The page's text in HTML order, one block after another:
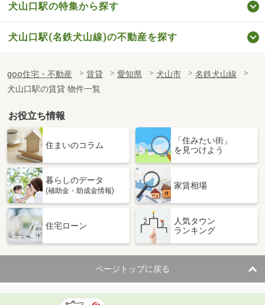
犬山口駅の特集から探す
犬山口駅(名鉄犬山線)の不動産を探す
goo住宅・不動産 賃貸 愛知県 犬山市
名鉄犬山線
犬山口駅の賃貸 物件一覧
お役立ち情報
住まいのコラム
「住みたい街」
を見つけよう
暮らしのデータ
(補助金・助成金情報)
家賃相場
住宅ローン
人気タウン
ランキング
ページトップに戻る